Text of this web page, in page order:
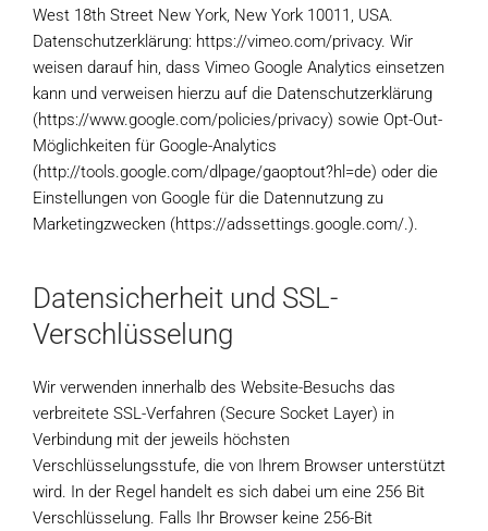
West 18th Street New York, New York 10011, USA.
Datenschutzerklärung: https://vimeo.com/privacy. Wir
weisen darauf hin, dass Vimeo Google Analytics einsetzen
kann und verweisen hierzu auf die Datenschutzerklärung
(https://www.google.com/policies/privacy) sowie Opt-Out-
Möglichkeiten für Google-Analytics
(http://tools.google.com/dlpage/gaoptout?hl=de) oder die
Einstellungen von Google für die Datennutzung zu
Marketingzwecken (https://adssettings.google.com/.).
Datensicherheit und SSL-
Verschlüsselung
Wir verwenden innerhalb des Website-Besuchs das
verbreitete SSL-Verfahren (Secure Socket Layer) in
Verbindung mit der jeweils höchsten
Verschlüsselungsstufe, die von Ihrem Browser unterstützt
wird. In der Regel handelt es sich dabei um eine 256 Bit
Verschlüsselung. Falls Ihr Browser keine 256-Bit